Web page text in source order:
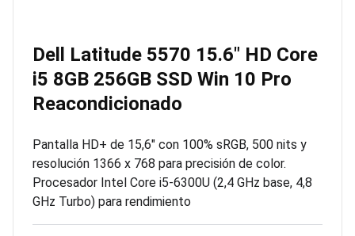
Dell Latitude 5570 15.6″ HD Core
i5 8GB 256GB SSD Win 10 Pro
Reacondicionado
Pantalla HD+ de 15,6″ con 100% sRGB, 500 nits y
resolución 1366 x 768 para precisión de color.
Procesador Intel Core i5-6300U (2,4 GHz base, 4,8
GHz Turbo) para rendimiento